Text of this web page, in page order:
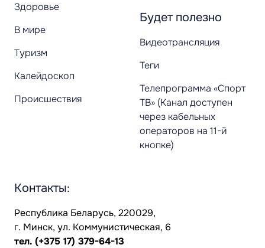
Здоровье
В мире
Туризм
Калейдоскоп
Происшествия
Будет полезно
Видеотрансляция
Теги
Телепрограмма «Спорт
ТВ» (Канал доступен
через кабельных
операторов на 11-й
кнопке)
Контакты:
Республика Беларусь, 220029,
г. Минск, ул. Коммунистическая, 6
тел. (+375 17) 379-64-13